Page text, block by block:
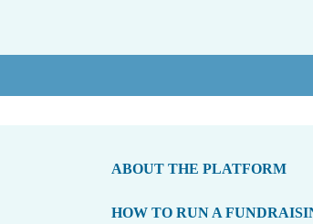
ABOUT THE PLATFORM
HOW TO RUN A